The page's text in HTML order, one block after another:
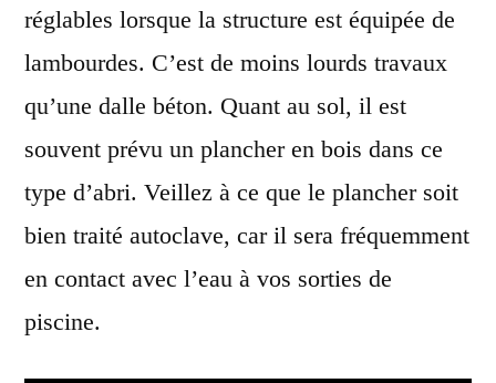
réglables lorsque la structure est équipée de
lambourdes. C’est de moins lourds travaux
qu’une dalle béton. Quant au sol, il est
souvent prévu un plancher en bois dans ce
type d’abri. Veillez à ce que le plancher soit
bien traité autoclave, car il sera fréquemment
en contact avec l’eau à vos sorties de
piscine.